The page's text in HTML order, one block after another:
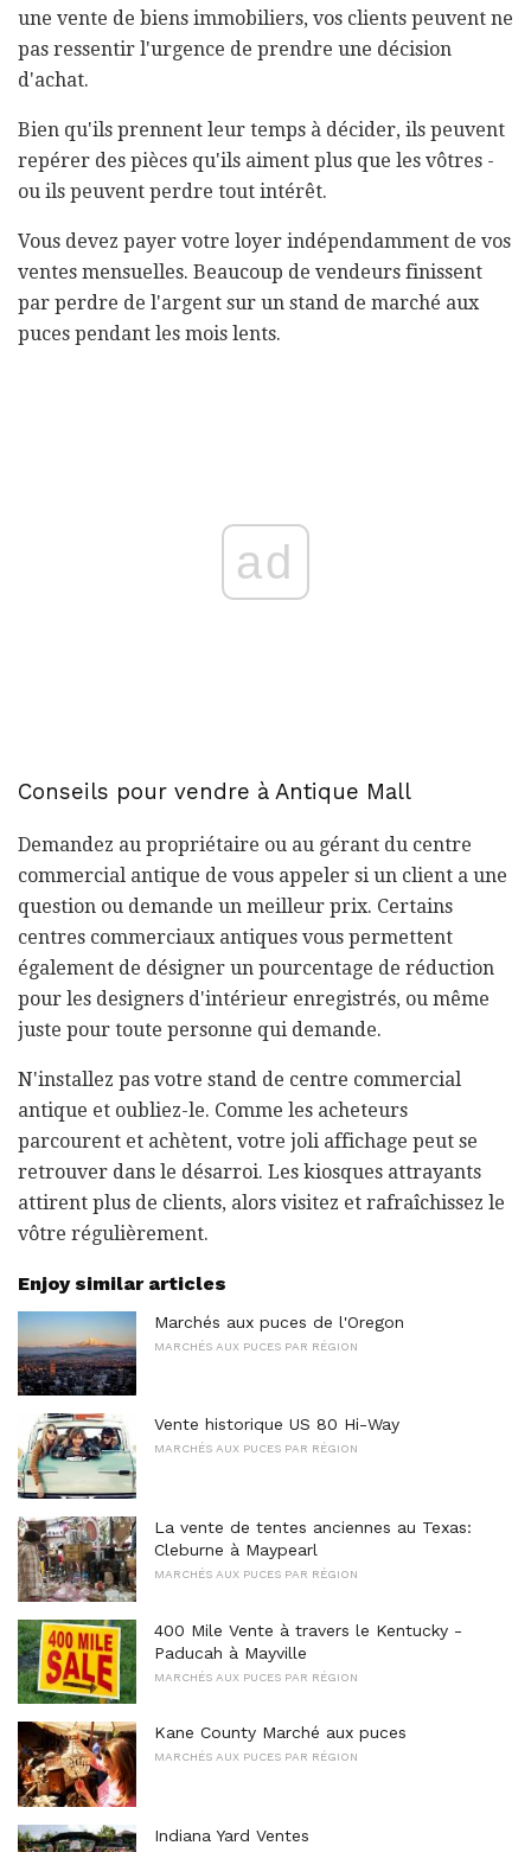
une vente de biens immobiliers, vos clients peuvent ne
pas ressentir l'urgence de prendre une décision
d'achat.
Bien qu'ils prennent leur temps à décider, ils peuvent
repérer des pièces qu'ils aiment plus que les vôtres -
ou ils peuvent perdre tout intérêt.
Vous devez payer votre loyer indépendamment de vos
ventes mensuelles. Beaucoup de vendeurs finissent
par perdre de l'argent sur un stand de marché aux
puces pendant les mois lents.
ad
Conseils pour vendre à Antique Mall
Demandez au propriétaire ou au gérant du centre
commercial antique de vous appeler si un client a une
question ou demande un meilleur prix. Certains
centres commerciaux antiques vous permettent
également de désigner un pourcentage de réduction
pour les designers d'intérieur enregistrés, ou même
juste pour toute personne qui demande.
N'installez pas votre stand de centre commercial
antique et oubliez-le. Comme les acheteurs
parcourent et achètent, votre joli affichage peut se
retrouver dans le désarroi. Les kiosques attrayants
attirent plus de clients, alors visitez et rafraîchissez le
vôtre régulièrement.
Enjoy similar articles
Marchés aux puces de l'Oregon
MARCHÉS AUX PUCES PAR RÉGION
Vente historique US 80 Hi-Way
MARCHÉS AUX PUCES PAR RÉGION
La vente de tentes anciennes au Texas:
Cleburne à Maypearl
MARCHÉS AUX PUCES PAR RÉGION
400 Mile Vente à travers le Kentucky -
Paducah à Mayville
MARCHÉS AUX PUCES PAR RÉGION
Kane County Marché aux puces
MARCHÉS AUX PUCES PAR RÉGION
Indiana Yard Ventes